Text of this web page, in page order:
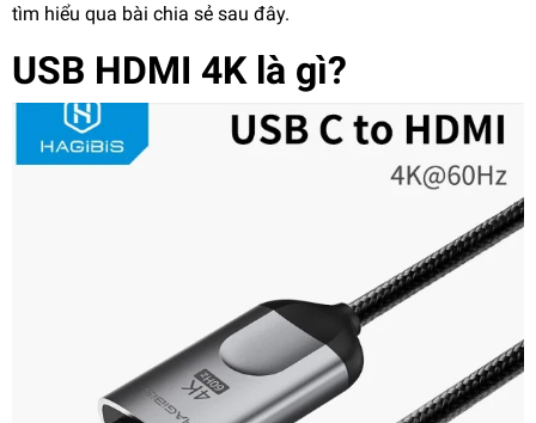
tìm hiểu qua bài chia sẻ sau đây.
USB HDMI 4K là gì?